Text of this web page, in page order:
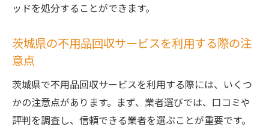
ッドを処分することができます。
茨城県の不用品回収サービスを利用する際の注
意点
茨城県で不用品回収サービスを利用する際には、いくつ
かの注意点があります。まず、業者選びでは、口コミや
評判を調査し、信頼できる業者を選ぶことが重要です。